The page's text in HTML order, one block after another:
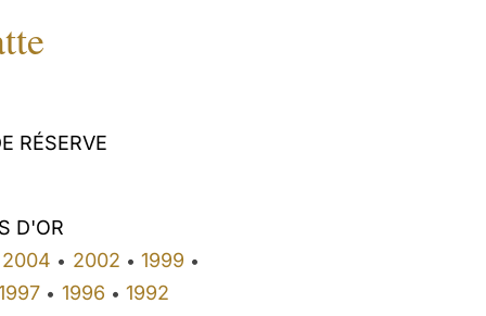
RÉSERVE
D'OR
2004 • 2002 • 1999 •
• 1996 • 1992